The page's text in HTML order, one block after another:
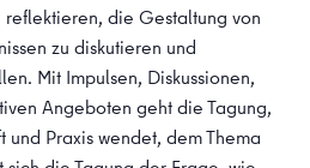
die Gestaltung von
zu diskutieren und
Mit Impulsen, Diskussionen,
Angeboten geht die Tagung,
und Praxis wendet, dem Thema